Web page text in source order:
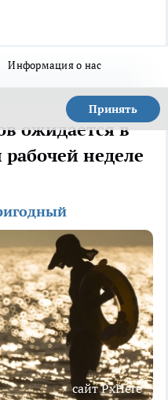
Информация о нас
Принять
ожидается в
неделе
сайт PxHere